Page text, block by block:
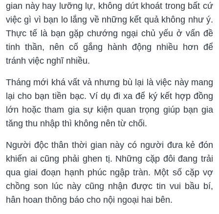
gian này hay lưỡng lự, không dứt khoát trong bất cứ
việc gì vì bạn lo lắng về những kết quả không như ý.
Thực tế là bạn gặp chướng ngại chủ yếu ở vấn đề
tinh thần, nên cố gắng hành động nhiều hơn để
tránh việc nghĩ nhiều.
Tháng mới khá vất vả nhưng bù lại là việc này mang
lại cho bạn tiền bạc. Ví dụ đi xa để ký kết hợp đồng
lớn hoặc tham gia sự kiện quan trọng giúp bạn gia
tăng thu nhập thì không nên từ chối.
Người độc thân thời gian này có người đưa kẻ đón
khiến ai cũng phải ghen tị. Những cặp đôi đang trải
qua giai đoạn hạnh phúc ngập tràn. Một số cặp vợ
chồng son lúc này cũng nhận được tin vui bầu bí,
hân hoan thông báo cho nội ngoại hai bên.